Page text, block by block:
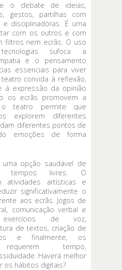
o debate de ideias,
gestos, partilhas com
disciplinadoras. É uma
com os outros e com
filtros nem ecrãs. O uso
sufoca a
e o pensamento
essenciais para viver
convida à reflexão,
à expressão da opinião
os ecrãs promovem a
o teatro permite que
explorem diferentes
diferentes pontos de
emoções de forma
opção saudável de
tempos livres. O
atividades artísticas e
significativamente o
aos ecrãs. Jogos de
comunicação verbal e
de voz,
de textos, criação de
e finalmente, os
requerem tempo,
Haverá melhor
os hábitos digitais?